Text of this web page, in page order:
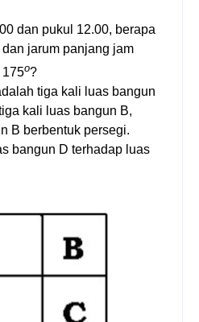
dan pukul 12.00, berapa
jarum panjang jam
175o?
tiga kali luas bangun
kali luas bangun B,
B berbentuk persegi.
bangun D terhadap luas